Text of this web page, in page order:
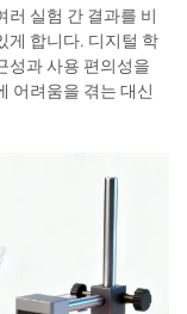
러 실험 간 결과를 비
게 합니다. 디지털 학
성과 사용 편의성을
어려움을 겪는 대신